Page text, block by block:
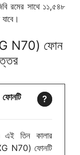
রমের সাথে ১১,৫৪৮
N70) ফোন
এই তিন কালার
N70) ফোনটি